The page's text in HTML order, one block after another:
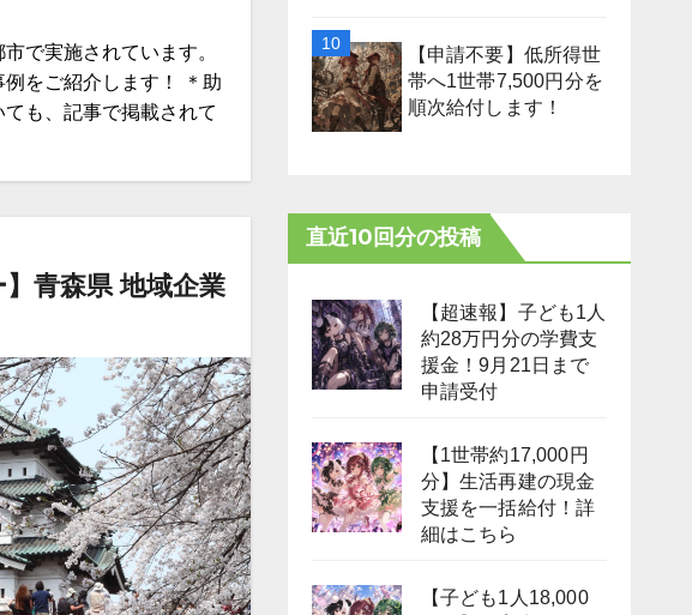
で実施されています。
をご紹介します！ ＊助
も、記事で掲載されて
】青森県 地域企業
【申請不要】低所得世
帯へ1世帯7,500円分を
順次給付します！
直近10回分の投稿
【超速報】子ども1人
約28万円分の学費支
援金！9月21日まで
申請受付
【1世帯約17,000円
分】生活再建の現金
支援を一括給付！詳
細はこちら
【子ども1人18,000